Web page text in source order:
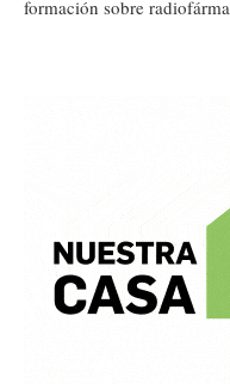
formación sobre